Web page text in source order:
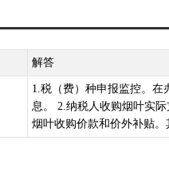
解答
1.税（费）种申报监控。
息。 2.纳税人收购烟叶实
烟叶收购价款和价外补贴